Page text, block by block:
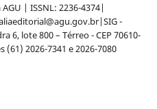
| ISSNL: 2236-4374|
-
6, lote 800 – Térreo - CEP 70610-
(61) 2026-7341 e 2026-7080